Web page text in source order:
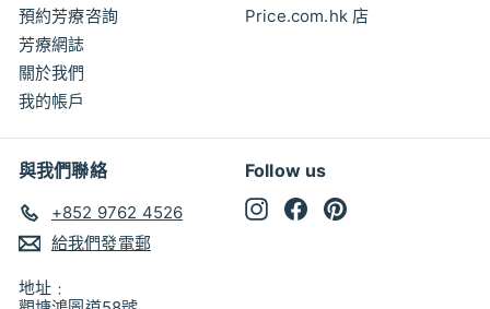
預約芳療咨詢
芳療網誌
關於我們
我的帳戶
Price.com.hk 店
與我們聯絡
+852 9762 4526
給我們發電郵
地址﹕
Follow us
InstagramFacebook